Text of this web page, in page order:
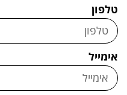
טלפון
אימייל